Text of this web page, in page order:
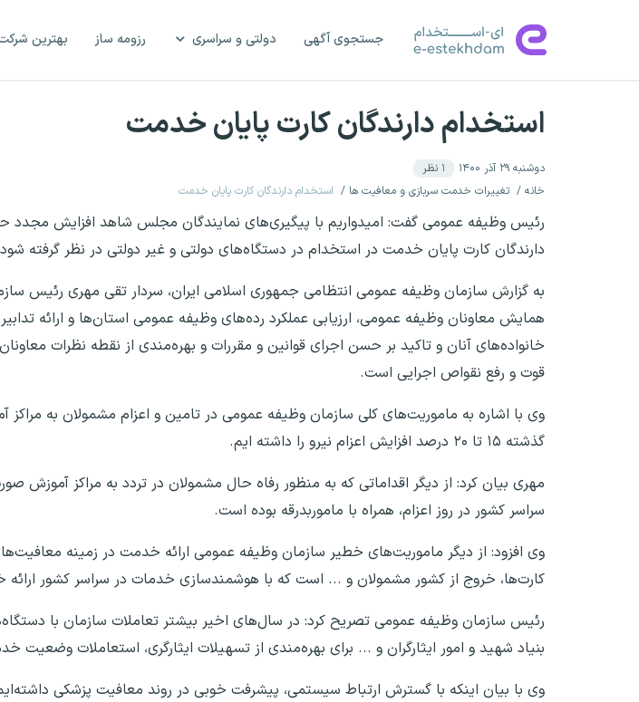
جستجوی آگهی دولتی و سراسری رزومه ساز بهترین
استخدام دارندگان کارت پایان خدمت
دوشنبه ۲۹ آذر ۱۴۰۰ ۱ نظر
خانه
تغییرات خدمت سربازی و معافیت ها استخدام دارندگان کارت پایان خدمت
رئیس وظیفه عمومی گفت: امیدواریم با پیگیری‌های نمایندگان مجلس شاهد افزایش مجدد
دارندگان کارت پایان خدمت در استخدام در دستگاه‌های دولتی و غیر دولتی در نظر گرفته
به گزارش سازمان وظیفه عمومی انتظامی جمهوری اسلامی ایران، سردار تقی مهری رئیس
همایش معاونان وظیفه عمومی، ارزیابی عملکرد رده‌های وظیفه عمومی استان‌ها و ارائه
خانواده‌های آنان و تاکید بر حسن اجرای قوانین و مقررات و بهره‌مندی از نقطه نظرات
قوت و رفع نقواص اجرایی است.
وی با اشاره به ماموریت‌های کلی سازمان وظیفه عمومی در تامین و اعزام مشمولان به
گذشته ۱۵ تا ۲۰ درصد افزایش اعزام نیرو را داشته ایم.
سراسر کشور در روز اعزام، همراه با ماموربدرقه بوده است.
وی افزود: از دیگر ماموریت‌های خطیر سازمان وظیفه عمومی ارائه خدمت در زمینه
کارت‌ها، خروج از کشور مشمولان و ... است که با هوشمندسازی خدمات در سراسر کشور
رئیس سازمان وظیفه عمومی تصریح کرد: در سال‌های اخیر بیشتر تعاملات سازمان با
بنیاد شهید و امور ایثارگران و ... برای بهره‌مندی از تسهیلات ایثارگری، استعاملات
وی با بیان اینکه با گسترش ارتباط سیستمی، پیشرفت خوبی در روند معافیت پزشکی